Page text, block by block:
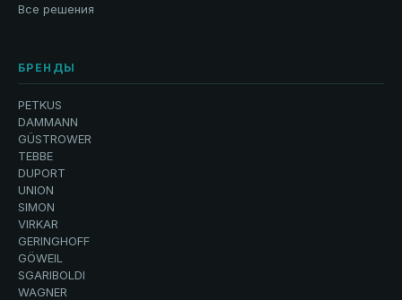
Все решения
БРЕНДЫ
PETKUS
DAMMANN
GÜSTROWER
TEBBE
DUPORT
UNION
SIMON
VIRKAR
GERINGHOFF
GÖWEIL
SGARIBOLDI
WAGNER